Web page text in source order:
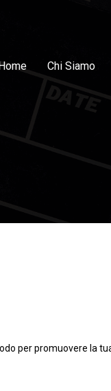
Chi Siamo
per promuovere la